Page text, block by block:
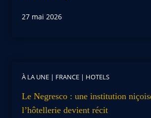
27 mai 2026
À LA UNE | FRANCE | HOTELS
Le Negresco : une institution
l’hôtellerie devient récit